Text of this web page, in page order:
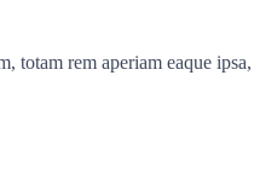
rem aperiam eaque